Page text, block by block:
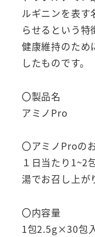
プ
リ
メ
ン
イ
ミ
ゾ
ー
ル
ペ
プ
ルギニンを表す
らせるという
健康維持のため
したものです。
〇製品名
アミノPro
〇アミノProの
１日当たり1~2
湯でお召し上が
〇内容量
1包2.5g×30包